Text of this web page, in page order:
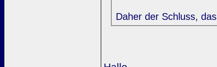
Daher der Schluss,